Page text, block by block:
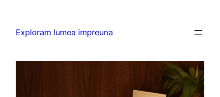
content
Exploram lumea impreuna